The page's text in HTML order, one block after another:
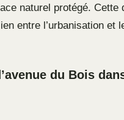
naturel protégé. Cette
entre l’urbanisation et
du Bois